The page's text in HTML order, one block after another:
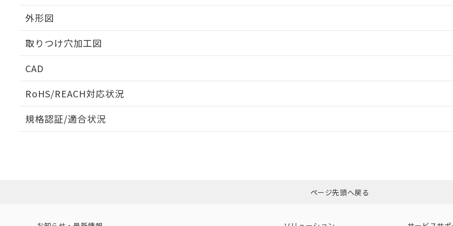
外形図
取りつけ穴加工図
CAD
RoHS/REACH対応状況
EU RoHS 注意事項・凡例
ダウンロードはこちら
規格認証/適合状況
（イギリス
（ノルウェー
（日本
（アメリカ
ページ先頭へ戻る